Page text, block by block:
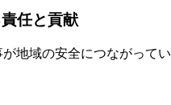
任と貢献
地域の安全につながって